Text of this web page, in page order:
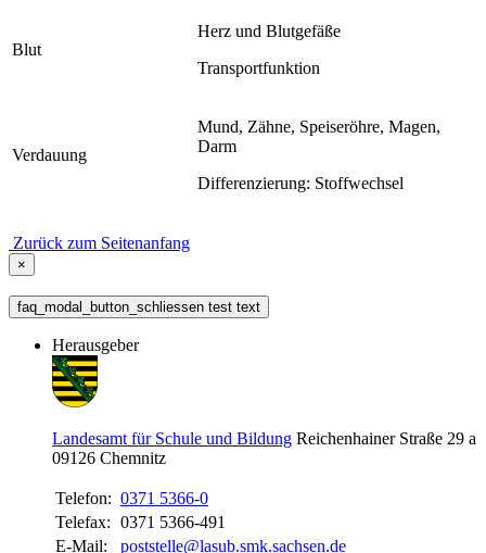
Blut
Herz und Blutgefäße
Transportfunktion
Verdauung
Mund, Zähne, Speiseröhre, Magen,
Darm
Differenzierung: Stoffwechsel
Zurück zum Seitenanfang
×
faq_modal_button_schliessen test text
Herausgeber
Landesamt für Schule und Bildung Reichenhainer Straße 29 a
09126 Chemnitz
Telefon: 0371 5366-0
Telefax: 0371 5366-491
E-Mail:
poststelle@lasub.smk.sachsen.de